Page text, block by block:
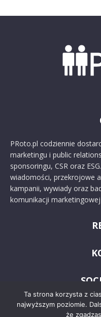
PRoto.pl codziennie
marketingu i public
sponsoringu, CSR oraz
wiadomości, przekrojowe
kampanii, wywiady oraz
komunikacji
Ta strona korzysta z
najwyższym poziomie.
że